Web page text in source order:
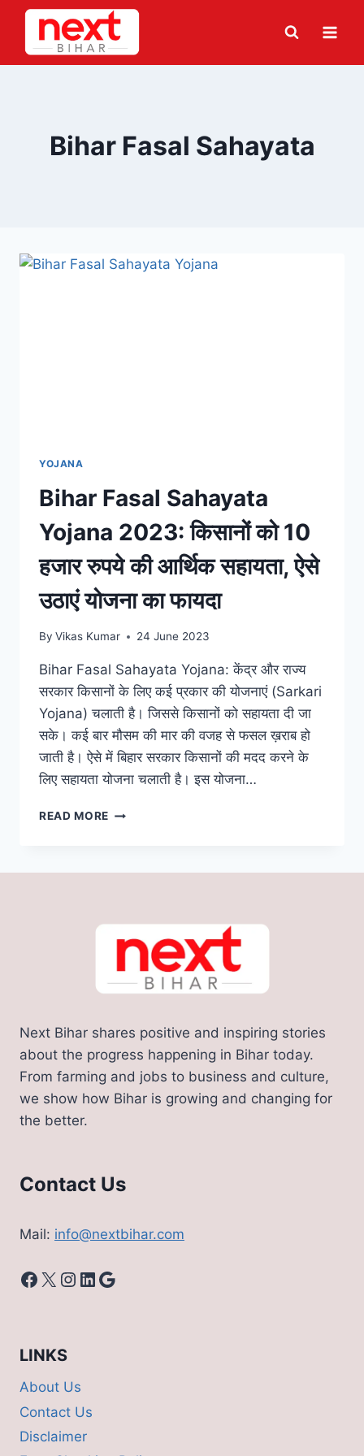
Skip
content
Bihar Fasal Sahayata
YOJANA
Bihar Fasal Sahayata
Yojana 2023: किसानों को 10
हजार रुपये की आर्थिक सहायता, ऐसे
उठाएं योजना का फायदा
By Vikas Kumar 24 June 2023
Bihar Fasal Sahayata Yojana: केंद्र और राज्य
सरकार किसानों के लिए कई प्रकार की योजनाएं (Sarkari
Yojana) चलाती है। जिससे किसानों को सहायता दी जा
सके। कई बार मौसम की मार की वजह से फसल ख़राब हो
जाती है। ऐसे में बिहार सरकार किसानों की मदद करने के
लिए सहायता योजना चलाती है। इस योजना…
READ MORE BIHAR
हजार
की
ऐसे
उठाएं
योजना
का
फायदा
Next Bihar shares positive and inspiring stories
about the progress happening in Bihar today.
From farming and jobs to business and culture,
we show how Bihar is growing and changing for
the better.
Contact Us
Mail: info@nextbihar.com
Facebook
X Instagram
LinkedIn
Google
LINKS
About Us
Contact Us
Disclaimer